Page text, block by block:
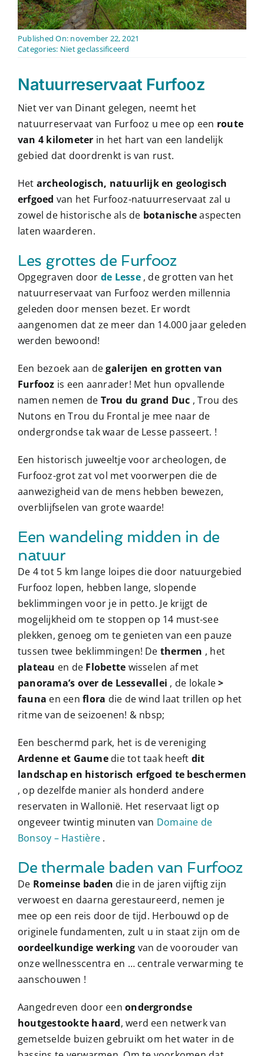
Contact
Nederlands
Published On: november 22, 2021
Categories: Niet geclassificeerd
Natuurreservaat Furfooz
Niet ver van Dinant gelegen, neemt het
natuurreservaat van Furfooz u mee op een route
van 4 kilometer in het hart van een landelijk
gebied dat doordrenkt is van rust.
Het archeologisch, natuurlijk en geologisch
erfgoed van het Furfooz-natuurreservaat zal u
zowel de historische als de botanischeaspecten
laten waarderen.
Les grottes de Furfooz
Opgegraven door de Lesse , de grotten van het
natuurreservaat van Furfooz werden millennia
geleden door mensen bezet. Er wordt
aangenomen dat ze meer dan 14.000 jaar geleden
werden bewoond!
Een bezoek aan degalerijen en grotten van
Furfooz is een aanrader! Met hun opvallende
namen nemen de Trou du grand Duc , Trou des
Nutons en Trou du Frontal je mee naar de
ondergrondse tak waar de Lesse passeert. !
Een historisch juweeltje voor archeologen, de
Furfooz-grot zat vol met voorwerpen die de
aanwezigheid van de mens hebben bewezen,
overblijfselen van grote waarde!
Een wandeling midden in de
natuur
De 4 tot 5 km lange loipes die door natuurgebied
Furfooz lopen, hebben lange, slopende
beklimmingen voor je in petto. Je krijgt de
mogelijkheid om te stoppen op 14 must-see
plekken, genoeg om te genieten van een pauze
tussen twee beklimmingen! De thermen , het
plateau en de Flobette wisselen af ​​met
panorama’s over de Lessevallei , de lokale>
fauna en eenflora die de wind laat trillen op het
ritme van de seizoenen! & nbsp;
Een beschermd park, het is de vereniging
Ardenne et Gaume die tot taak heeft dit
landschap en historisch erfgoed te beschermen
, op dezelfde manier als honderd andere
reservaten in Wallonië. Het reservaat ligt op
ongeveer twintig minuten van Domaine de
Bonsoy – Hastière .
De thermale baden van Furfooz
De Romeinse baden die in de jaren vijftig zijn
verwoest en daarna gerestaureerd, nemen je
mee op een reis door de tijd. Herbouwd op de
originele fundamenten, zult u in staat zijn om de
oordeelkundige werking van de voorouder van
onze wellnesscentra en … centrale verwarming te
aanschouwen !
Aangedreven door eenondergrondse
houtgestookte haard, werd een netwerk van
gemetselde buizen gebruikt om het water in de